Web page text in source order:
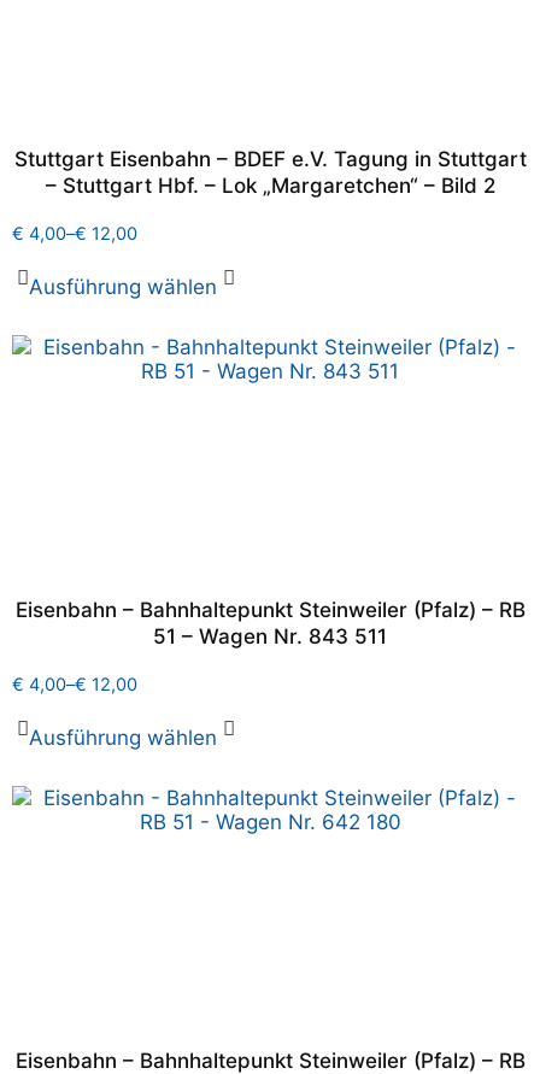
Stuttgart Eisenbahn – BDEF e.V. Tagung in Stuttgart
– Stuttgart Hbf. – Lok „Margaretchen“ – Bild 2
€ 4,00–€ 12,00
Ausführung wählen
Eisenbahn – Bahnhaltepunkt Steinweiler (Pfalz) – RB
51 – Wagen Nr. 843 511
€ 4,00–€ 12,00
Ausführung wählen
Eisenbahn – Bahnhaltepunkt Steinweiler (Pfalz) – RB